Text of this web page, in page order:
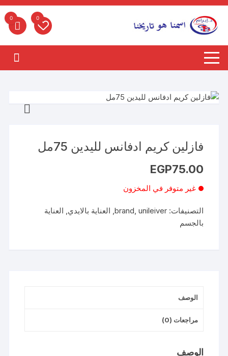
التجاوز
المحتوى
0
0
فازلين كريم ادفانس لليدين 75مل
EGP75.00
غير متوفر في المخزون
التصنيفات: brand, unileiver
, العناية بالايدي, العناية
بالجسم
الوصف
مراجعات (0)
الوصف